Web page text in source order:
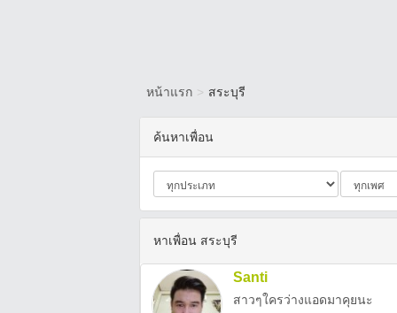
หน้าแรก > สระบุรี
ค้นหาเพื่อน
หาเพื่อน สระบุรี
Santi
สาวๆใครว่างแอดมาคุยนะ